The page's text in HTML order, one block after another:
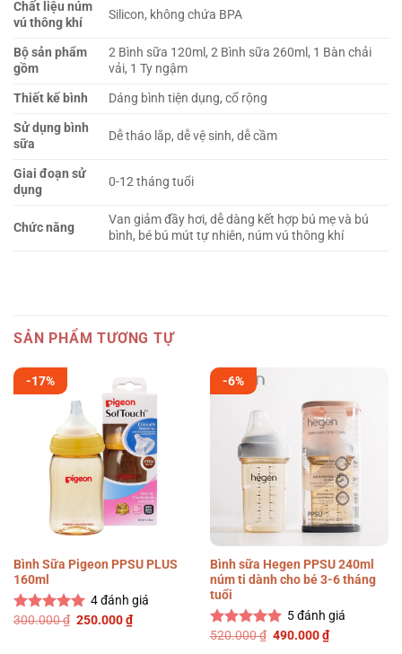
Chất liệu núm
vú thông khí
Silicon, không chứa BPA
Bộ sản phẩm
gồm
2 Bình sữa 120ml, 2 Bình sữa 260ml, 1 Bàn chải
vải, 1 Ty ngậm
Thiết kế bình
Dáng bình tiện dụng, cổ rộng
Sử dụng bình
sữa
Dễ tháo lắp, dễ vệ sinh, dễ cầm
Giai đoạn sử
dụng
0-12 tháng tuổi
Chức năng
Van giảm đầy hơi, dễ dàng kết hợp bú mẹ và bú
bình, bé bú mút tự nhiên, núm vú thông khí
SẢN PHẨM TƯƠNG TỰ
-17%
Bình Sữa Pigeon PPSU PLUS
160ml
Được xếp
4đánh giá
300.000₫ Giá
250.000₫Giá
hiện
-6%
Bình sữa Hegen PPSU 240ml
núm ti dành cho bé 3-6 tháng
tuổi
Được xếp
5đánh giá
520.000₫ Giá
490.000₫Giá
hiện